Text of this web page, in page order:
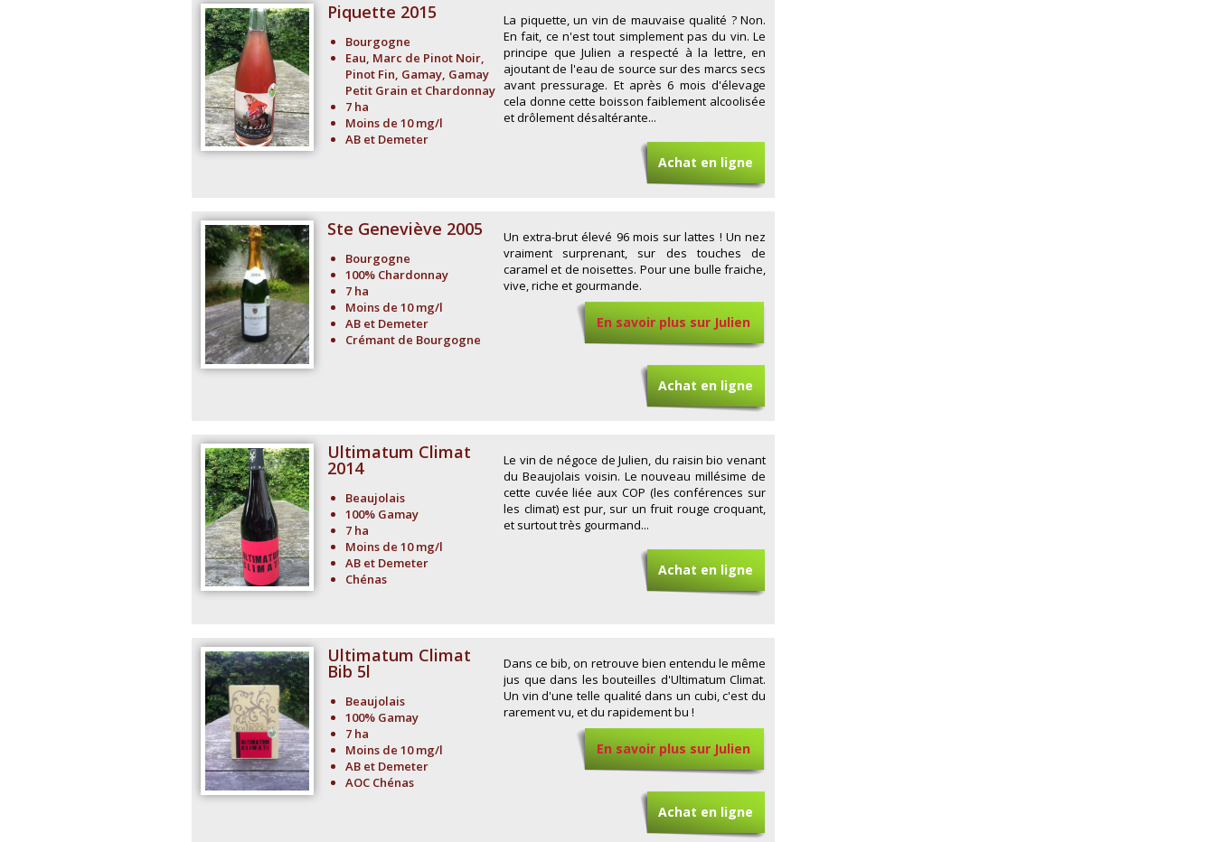
Piquette 2015
Bourgogne
Eau, Marc de Pinot Noir,
Pinot Fin, Gamay, Gamay
Petit Grain et Chardonnay
7 ha
Moins de 10 mg/l
AB et Demeter
La piquette, un vin de mauvaise qualité ? Non.
En fait, ce n'est tout simplement pas du vin. Le
principe que Julien a respecté à la lettre, en
ajoutant de l'eau de source sur des marcs secs
avant pressurage. Et après 6 mois d'élevage
cela donne cette boisson faiblement alcoolisée
et drôlement désaltérante...
Achat en ligne
Ste Geneviève 2005
Bourgogne
100% Chardonnay
7 ha
Moins de 10 mg/l
AB et Demeter
Crémant de Bourgogne
Un extra-brut élevé 96 mois sur lattes ! Un nez
vraiment surprenant, sur des touches de
caramel et de noisettes. Pour une bulle fraiche,
vive, riche et gourmande.
En savoir plus sur Julien
Guillot
Achat en ligne
Ultimatum Climat
2014
Beaujolais
100% Gamay
7 ha
Moins de 10 mg/l
AB et Demeter
Chénas
Le vin de négoce de Julien, du raisin bio venant
du Beaujolais voisin. Le nouveau millésime de
cette cuvée liée aux COP (les conférences sur
les climat) est pur, sur un fruit rouge croquant,
et surtout très gourmand...
Achat en ligne
Ultimatum Climat
Bib 5l
Beaujolais
100% Gamay
7 ha
Moins de 10 mg/l
AB et Demeter
AOC Chénas
Dans ce bib, on retrouve bien entendu le même
jus que dans les bouteilles d'Ultimatum Climat.
Un vin d'une telle qualité dans un cubi, c'est du
rarement vu, et du rapidement bu !
En savoir plus sur Julien
Guillot
Achat en ligne